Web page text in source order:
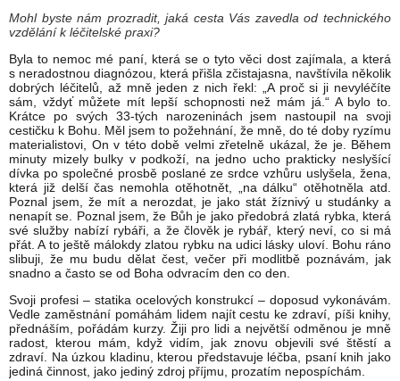
Mohl byste nám prozradit, jaká cesta Vás zavedla od technického
vzdělání k léčitelské praxi?
Byla to nemoc mé paní, která se o tyto věci dost zajímala, a která
s neradostnou diagnózou, která přišla zčistajasna, navštívila několik
dobrých léčitelů, až mně jeden z nich řekl: „A proč si ji nevyléčíte
sám, vždyť můžete mít lepší schopnosti než mám já.“ A bylo to.
Krátce po svých 33-tých narozeninách jsem nastoupil na svoji
cestičku k Bohu. Měl jsem to požehnání, že mně, do té doby ryzímu
materialistovi, On v této době velmi zřetelně ukázal, že je. Během
minuty mizely bulky v podkoží, na jedno ucho prakticky neslyšící
dívka po společné prosbě poslané ze srdce vzhůru uslyšela, žena,
která již delší čas nemohla otěhotnět, „na dálku“ otěhotněla atd.
Poznal jsem, že mít a nerozdat, je jako stát žíznivý u studánky a
nenapít se. Poznal jsem, že Bůh je jako předobrá zlatá rybka, která
své služby nabízí rybáři, a že člověk je rybář, který neví, co si má
přát. A to ještě málokdy zlatou rybku na udici lásky uloví. Bohu ráno
slibuji, že mu budu dělat čest, večer při modlitbě poznávám, jak
snadno a často se od Boha odvracím den co den.
Svoji profesi – statika ocelových konstrukcí – doposud vykonávám.
Vedle zaměstnání pomáhám lidem najít cestu ke zdraví, píši knihy,
přednáším, pořádám kurzy. Žiji pro lidi a největší odměnou je mně
radost, kterou mám, když vidím, jak znovu objevili své štěstí a
zdraví. Na úzkou kladinu, kterou představuje léčba, psaní knih jako
jediná činnost, jako jediný zdroj příjmu, prozatím nepospíchám.